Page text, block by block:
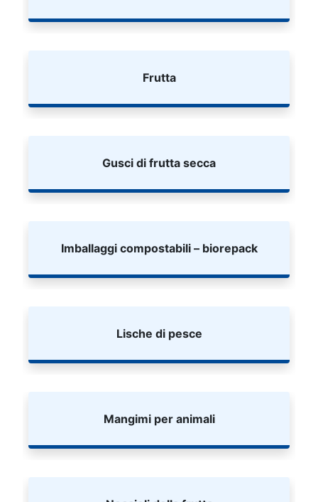
Frutta
Gusci di frutta secca
Imballaggi compostabili – biorepack
Lische di pesce
Mangimi per animali